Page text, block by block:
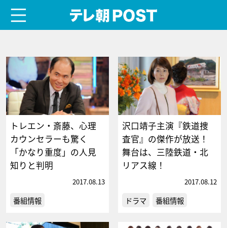
トレエン・斎藤、心理
カウンセラーも驚く
「かなり重度」の人見
知りと判明
2017.08.13
番組情報
沢口靖子主演『鉄道捜
査官』の傑作が放送！
舞台は、三陸鉄道・北
リアス線！
2017.08.12
ドラマ 番組情報